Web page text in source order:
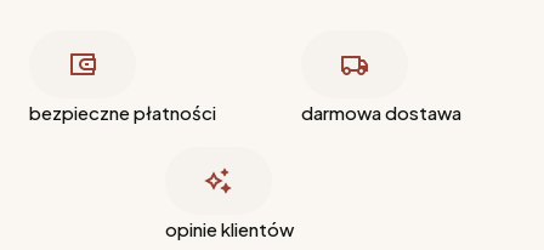
bezpieczne płatności darmowa dostawa
opinie klientów